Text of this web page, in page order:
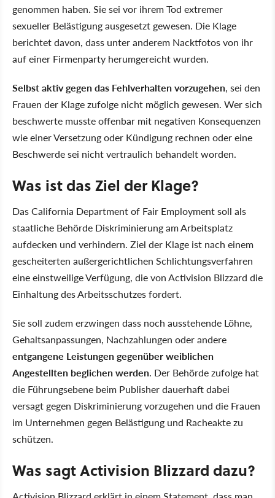
genommen haben. Sie sei vor ihrem Tod extremer
sexueller Belästigung ausgesetzt gewesen. Die Klage
berichtet davon, dass unter anderem Nacktfotos von ihr
auf einer Firmenparty herumgereicht wurden.
Selbst aktiv gegen das Fehlverhalten vorzugehen, sei den
Frauen der Klage zufolge nicht möglich gewesen. Wer sich
beschwerte musste offenbar mit negativen Konsequenzen
wie einer Versetzung oder Kündigung rechnen oder eine
Beschwerde sei nicht vertraulich behandelt worden.
Was ist das Ziel der Klage?
Das California Department of Fair Employment soll als
staatliche Behörde Diskriminierung am Arbeitsplatz
aufdecken und verhindern. Ziel der Klage ist nach einem
gescheiterten außergerichtlichen Schlichtungsverfahren
eine einstweilige Verfügung, die von Activision Blizzard die
Einhaltung des Arbeitsschutzes fordert.
Sie soll zudem erzwingen dass noch ausstehende Löhne,
Gehaltsanpassungen, Nachzahlungen oder andere
entgangene Leistungen gegenüber weiblichen
Angestellten beglichen werden. Der Behörde zufolge hat
die Führungsebene beim Publisher dauerhaft dabei
versagt gegen Diskriminierung vorzugehen und die Frauen
im Unternehmen gegen Belästigung und Racheakte zu
schützen.
Was sagt Activision Blizzard dazu?